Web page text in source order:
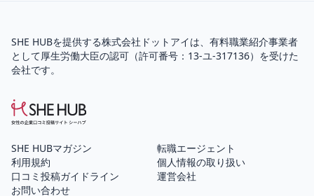
SHE HUBを提供する株式会社ドットアイは、 有料職業紹介事業者
として厚生労働大臣の認可（許可番号：13-ユ-317136）を受けた
会社です。
SHE HUBマガジン
転職エージェント
利用規約
個人情報の取り扱い
口コミ投稿ガイドライン
運営会社
お問い合わせ